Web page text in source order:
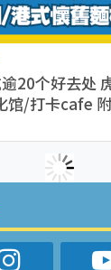
20个好去处
馆/打卡cafe